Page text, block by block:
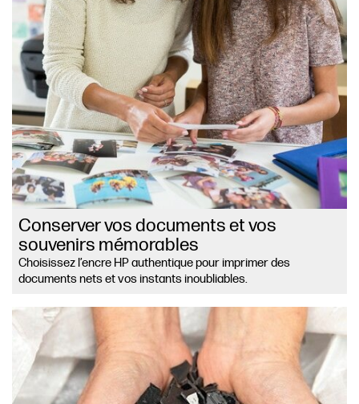
Conserver vos documents et vos
souvenirs mémorables
Choisissez l’encre HP authentique pour imprimer des
documents nets et vos instants inoubliables.